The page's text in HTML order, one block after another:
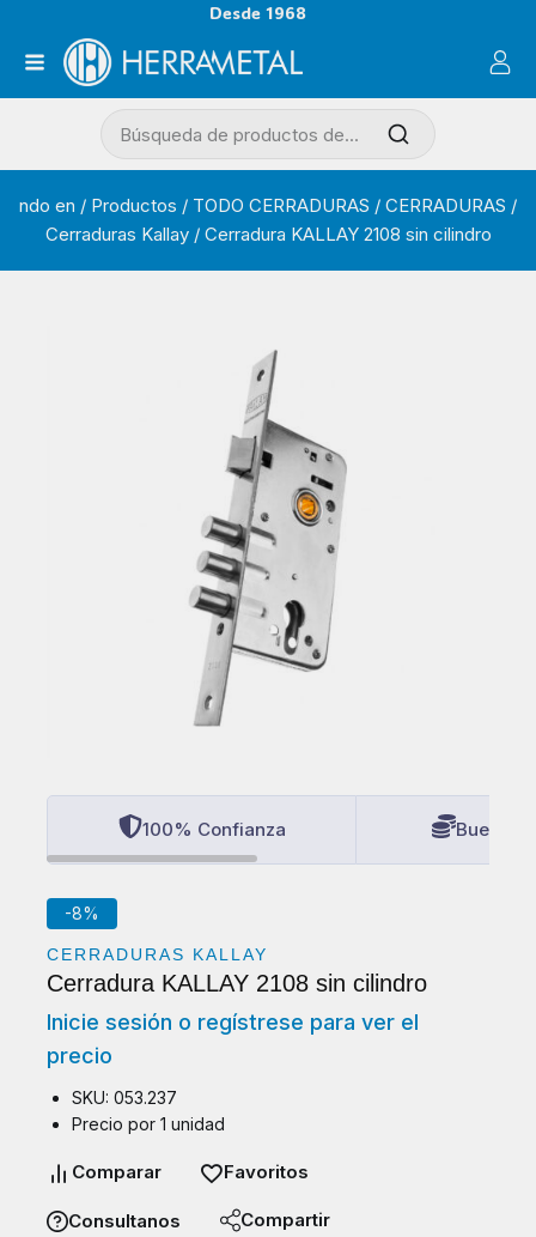
Desde 1968
ndo en / Productos / TODO CERRADURAS / CERRADURAS /
Cerraduras Kallay / Cerradura KALLAY 2108 sin cilindro
100% Confianza Buenos
-8%
CERRADURAS KALLAY
Cerradura KALLAY 2108 sin cilindro
Inicie sesión o regístrese para ver el
precio
SKU: 053.237
Precio por 1 unidad
Comparar Favoritos
Consultanos Compartir